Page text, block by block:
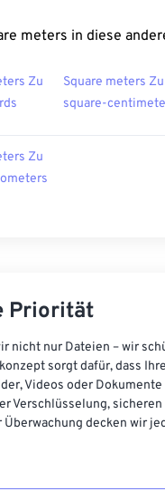
meters in diese
Zu
Square meters Zu
square-
Zu
Priorität
nicht nur Dateien – wir
sorgt dafür, dass
Videos oder Dokumente
Verschlüsselung, sicheren
decken wir